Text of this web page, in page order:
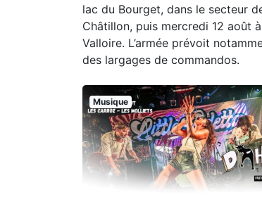
lac du Bourget, dans le secteur
Châtillon, puis mercredi 12 août à
Valloire. L’armée prévoit
des largages de commandos.
Musique